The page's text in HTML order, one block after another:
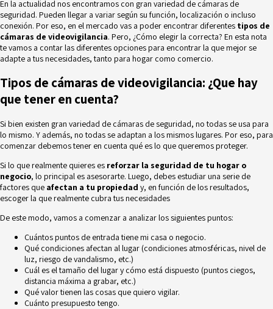
En la actualidad nos encontramos con gran variedad de cámaras de
seguridad. Pueden llegar a variar según su función, localización o incluso
conexión. Por eso, en el mercado vas a poder encontrar diferentes tipos de
cámaras de videovigilancia. Pero, ¿Cómo elegir la correcta? En esta nota
te vamos a contar las diferentes opciones para encontrar la que mejor se
adapte a tus necesidades, tanto para hogar como comercio.
Tipos de cámaras de videovigilancia: ¿Que hay
que tener en cuenta?
Si bien existen gran variedad de cámaras de seguridad, no todas se usa para
lo mismo. Y además, no todas se adaptan a los mismos lugares. Por eso, para
comenzar debemos tener en cuenta qué es lo que queremos proteger.
Si lo que realmente quieres es reforzar la seguridad de tu hogar o
negocio, lo principal es asesorarte. Luego, debes estudiar una serie de
factores que afectan a tu propiedad y, en función de los resultados,
escoger la que realmente cubra tus necesidades
De este modo, vamos a comenzar a analizar los siguientes puntos:
Cuántos puntos de entrada tiene mi casa o negocio.
Qué condiciones afectan al lugar (condiciones atmosféricas, nivel de
luz, riesgo de vandalismo, etc.)
Cuál es el tamaño del lugar y cómo está dispuesto (puntos ciegos,
distancia máxima a grabar, etc.)
Qué valor tienen las cosas que quiero vigilar.
Cuánto presupuesto tengo.